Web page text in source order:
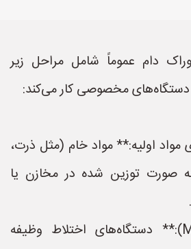
دام عموماً شامل مراحل زیر
مخصوصی کار می‌کند:
مواد اولیه:** مواد خام (مثل ذرت،
به صورت توزین شده در مخازن یا
۲. **اختلاط (Mixer):** دستگاه‌های اختلاط وظیفه